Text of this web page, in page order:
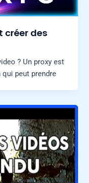
créer des
? Un proxy est
peut prendre